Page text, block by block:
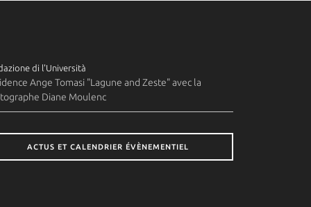
di l'Università
Ange Tomasi "Lagune and Zeste" avec la
Diane Moulenc
ACTUS ET CALENDRIER ÉVÈNEMENTIEL